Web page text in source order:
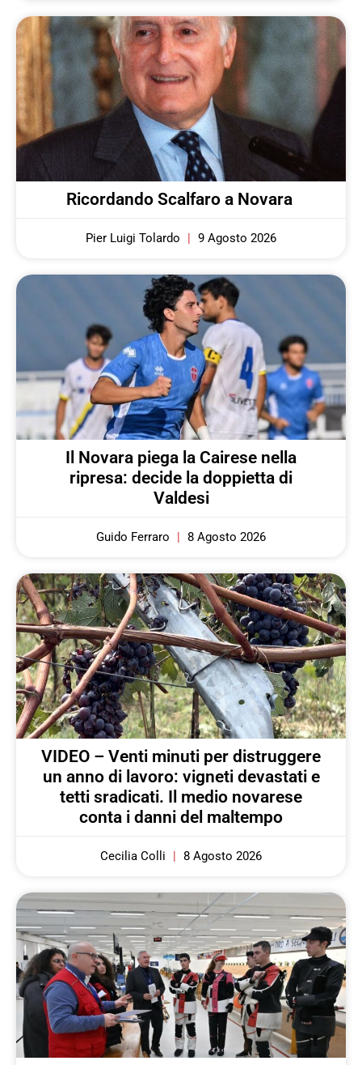
Ricordando Scalfaro a Novara
Pier Luigi Tolardo 9 Agosto 2026
Il Novara piega la Cairese nella
ripresa: decide la doppietta di
Valdesi
Guido Ferraro 8 Agosto 2026
VIDEO – Venti minuti per distruggere
un anno di lavoro: vigneti devastati e
tetti sradicati. Il medio novarese
conta i danni del maltempo
Cecilia Colli 8 Agosto 2026